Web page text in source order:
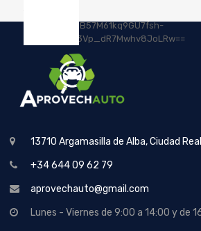
13710 Argamasilla de Alba, Ciudad Real
+34 644 09 62 79
aprovechauto@gmail.com
Lunes - Viernes de 9:00 a 14:00 y de